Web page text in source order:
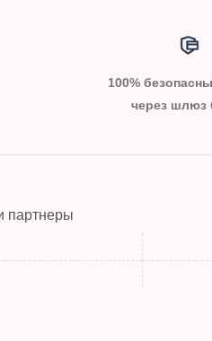
100%
через шлюз
партнеры